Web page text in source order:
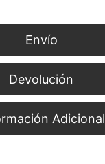
Envío
Devolución
Adicional